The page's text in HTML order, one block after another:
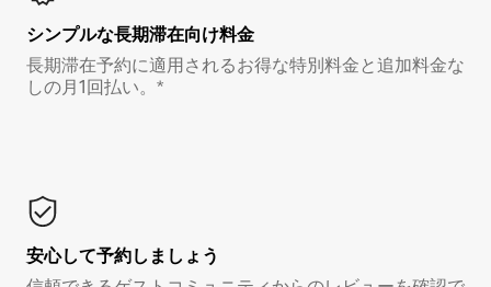
シンプルな長期滞在向け料金
長期滞在予約に適用されるお得な特別料金と追加料金な
しの月1回払い。*
安心して予約しましょう